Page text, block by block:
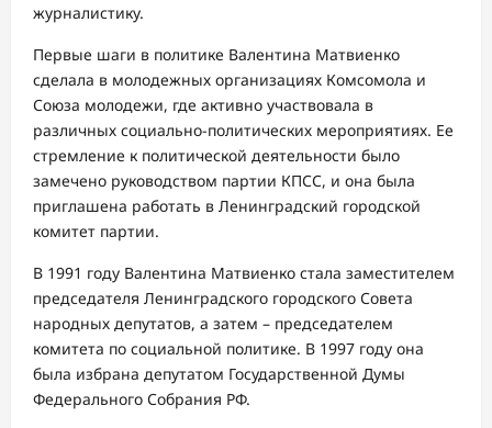
журналистику.
Первые шаги в политике Валентина Матвиенко
сделала в молодежных организациях Комсомола и
Союза молодежи, где активно участвовала в
различных социально-политических мероприятиях. Ее
стремление к политической деятельности было
замечено руководством партии КПСС, и она была
приглашена работать в Ленинградский городской
комитет партии.
В 1991 году Валентина Матвиенко стала заместителем
председателя Ленинградского городского Совета
народных депутатов, а затем – председателем
комитета по социальной политике. В 1997 году она
была избрана депутатом Государственной Думы
Федерального Собрания РФ.